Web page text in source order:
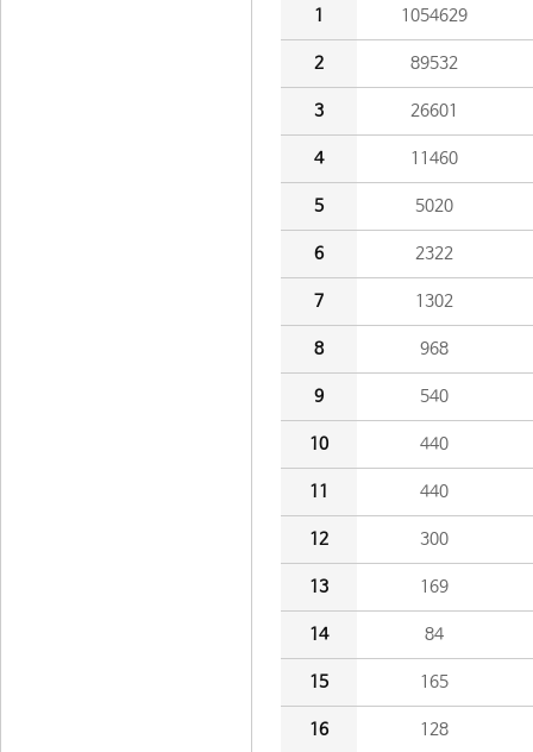
1 1054629
2 89532
3 26601
4 11460
5 5020
6 2322
7 1302
8 968
9 540
10 440
11 440
12 300
13 169
14 84
15 165
16 128